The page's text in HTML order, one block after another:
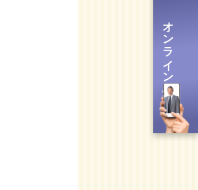
オンライン送信